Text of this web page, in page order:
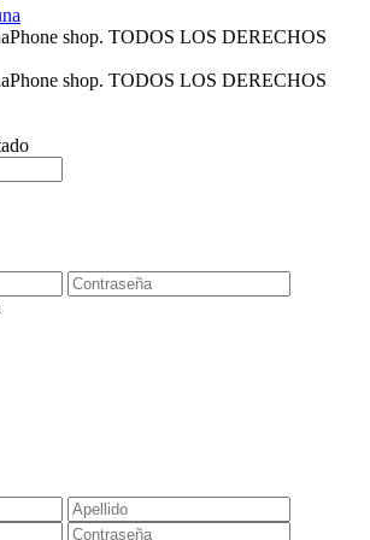
shop. TODOS LOS DERECHOS
shop. TODOS LOS DERECHOS